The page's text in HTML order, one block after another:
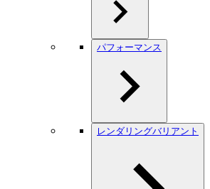
パフォーマンス
レンダリングバリアント